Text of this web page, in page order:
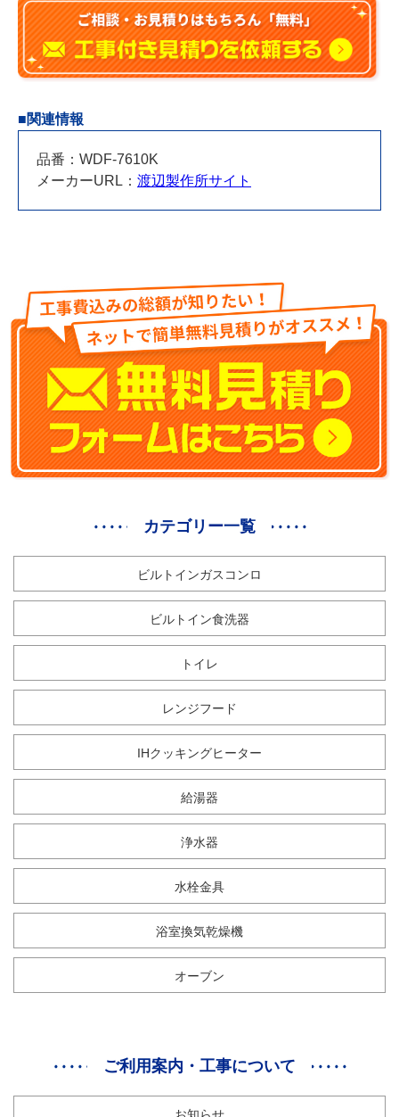
■関連情報
品番：WDF-7610K
メーカーURL： 渡辺製作所サイト
カテゴリー一覧
ビルトインガスコンロ
ビルトイン食洗器
トイレ
レンジフード
IHクッキングヒーター
給湯器
浄水器
水栓金具
浴室換気乾燥機
オーブン
ご利用案内・工事について